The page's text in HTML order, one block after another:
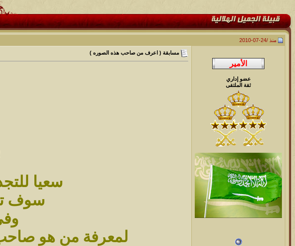
منذ /24-07-2010
عضو إداري
ثقة الملتقى
مسابقة ( اعرف من صاحب هذه الصوره )
سعيا
سوف
لمعرفة من هو